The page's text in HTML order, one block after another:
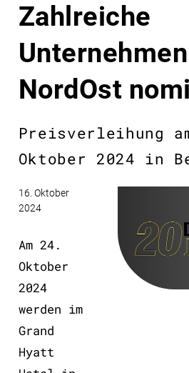
Zahlreiche
NordOst
Preisverleihung
Oktober 2024 in
16. Oktober
2024
Am 24.
Oktober
2024
werden im
Grand
Hyatt